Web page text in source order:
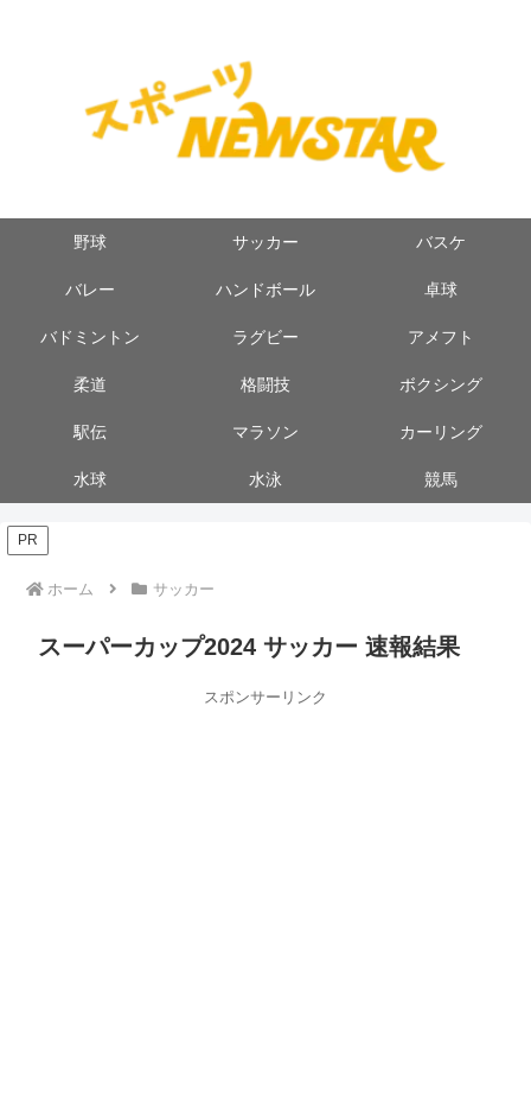
野球 サッカー バスケ
バレー ハンドボール 卓球
バドミントン ラグビー アメフト
柔道 格闘技 ボクシング
駅伝 マラソン カーリング
水球 水泳 競馬
PR
ホーム サッカー
スーパーカップ2024 サッカー 速報結果
スポンサーリンク